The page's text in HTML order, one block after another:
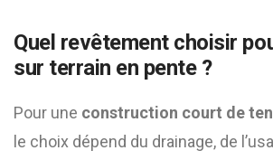
Quel revêtement choisir
sur terrain en pente ?
Pour une construction court de
le choix dépend du drainage, de